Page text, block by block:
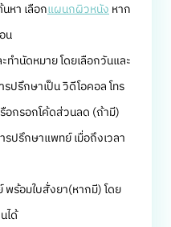
หา เลือกแผนกผิวหนังหาก
น
ำนัดหมาย โดยเลือกวันและ
ปรึกษาเป็น วิดีโอคอล โทร
อกรอกโค้ดส่วนลด (ถ้ามี)
รปรึกษาแพทย์ เมื่อถึงเวลา
ร้อมใบสั่งยา(หากมี) โดย
ได้